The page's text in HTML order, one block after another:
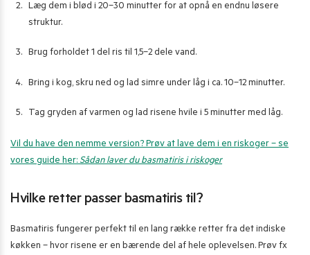
Læg dem i blød i 20–30 minutter for at opnå en endnu løsere
struktur.
Brug forholdet 1 del ris til 1,5–2 dele vand.
Bring i kog, skru ned og lad simre under låg i ca. 10–12 minutter.
Tag gryden af varmen og lad risene hvile i 5 minutter med låg.
Vil du have den nemme version? Prøv at lave dem i en riskoger – se
vores guide her:Sådan laver du basmatiris i riskoger
Hvilke retter passer basmatiris til?
Basmatiris fungerer perfekt til en lang række retter fra det indiske
køkken – hvor risene er en bærende del af hele oplevelsen. Prøv fx